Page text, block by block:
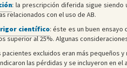
: la prescripción diferida sigue
relacionados con el uso de AB.
rigor científico: éste es un buen
superior al 25%. Algunas
pacientes excluidos eran más pequeños
las pérdidas y se incluyeron en